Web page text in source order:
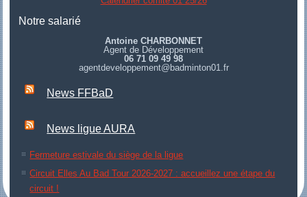
Notre salarié
Antoine CHARBONNET
Agent de Développement
06 71 09 49 98
agentdeveloppement@badminton01.fr
News FFBaD
News ligue AURA
Fermeture estivale du siège de la ligue
Circuit Elles Au Bad Tour 2026-2027 : accueillez une étape du
circuit !